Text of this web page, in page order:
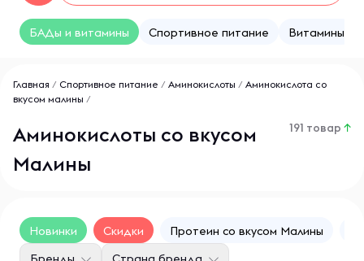
БАДы и витамины Спортивное питание Витамины
Главная / Спортивное питание / Аминокислоты / Аминокислота со
вкусом малины /
Аминокислоты со вкусом
Малины
191 товар ↑
Новинки Скидки Протеин со вкусом Малины